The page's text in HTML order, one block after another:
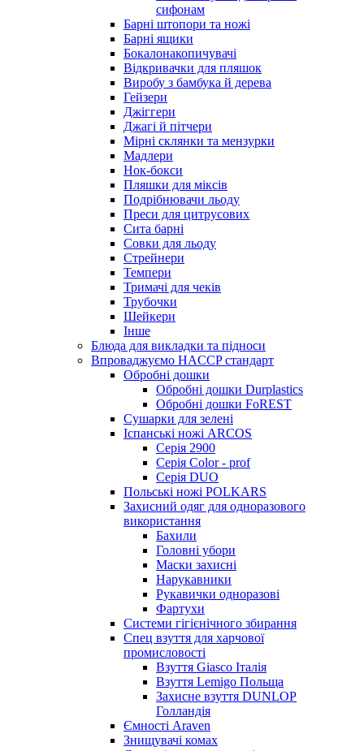
сифонам
Барні штопори та ножі
Барні ящики
Бокалонакопичувачі
Відкривачки для пляшок
Виробу з бамбука й дерева
Гейзери
Джіггери
Джагі й пітчери
Мірні склянки та мензурки
Мадлери
Нок-бокси
Пляшки для міксів
Подрібнювачи льоду
Преси для цитрусових
Сита барні
Совки для льоду
Стрейнери
Темпери
Тримачі для чеків
Трубочки
Шейкери
Інше
Блюда для викладки та підноси
Впроваджуємо HACCP стандарт
Обробні дошки
Обробні дошки Durplastics
Обробні дошки FoREST
Сушарки для зелені
Іспанські ножі ARCOS
Серія 2900
Серія Color - prof
Серія DUO
Польські ножі POLKARS
Захисний одяг для одноразового
використання
Бахили
Головні убори
Маски захисні
Нарукавники
Рукавички одноразові
Фартухи
Системи гігієнічного збирання
Спец взуття для харчової
промисловості
Взуття Giasco Італія
Взуття Lemigo Польща
Захисне взуття DUNLOP
Голландія
Ємності Araven
Знищувачі комах